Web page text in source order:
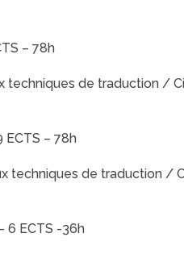
– 78h
techniques de traduction /
ECTS – 78h
techniques de traduction /
6 ECTS -36h